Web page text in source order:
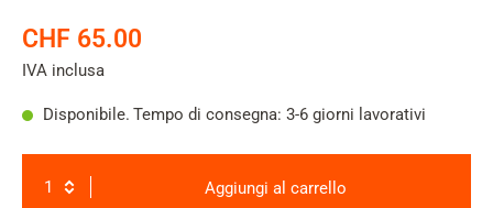
CHF 65.00
IVA inclusa
Disponibile. Tempo di consegna: 3-6 giorni lavorativi
Aggiungi al carrello